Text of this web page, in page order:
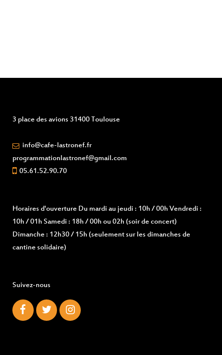
3 place des avions 31400 Toulouse
info@cafe-lastronef.fr
programmationlastronef@gmail.com
05.61.52.90.70
Horaires d'ouverture Du mardi au jeudi : 10h / 00h Vendredi :
10h / 01h Samedi : 18h / 00h ou 02h (soir de concert)
Dimanche : 12h30 / 15h (seulement sur les dimanches de
cantine solidaire)
Suivez-nous